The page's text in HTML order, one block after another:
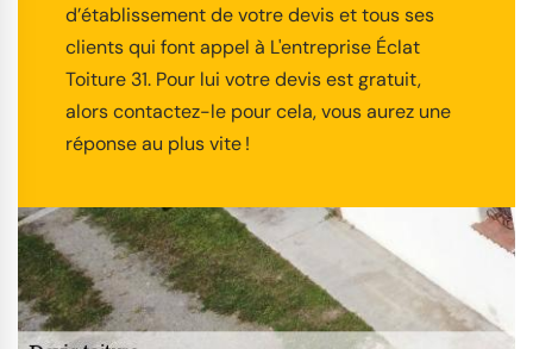
d’établissement de votre devis et tous ses
clients qui font appel à L'entreprise Éclat
Toiture 31. Pour lui votre devis est gratuit,
alors contactez-le pour cela, vous aurez une
réponse au plus vite !